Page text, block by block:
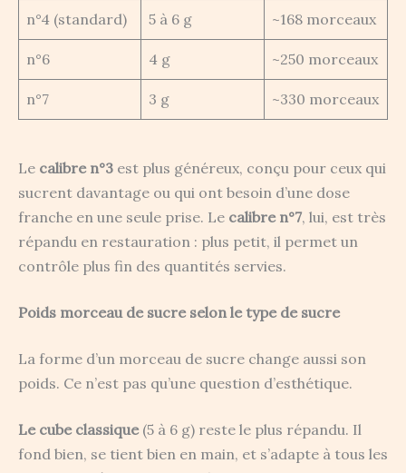
n°4 (standard) 5 à 6 g ~168 morceaux
n°6 4 g ~250 morceaux
n°7 3 g ~330 morceaux
Le calibre n°3 est plus généreux, conçu pour ceux qui
sucrent davantage ou qui ont besoin d’une dose
franche en une seule prise. Le calibre n°7, lui, est très
répandu en restauration : plus petit, il permet un
contrôle plus fin des quantités servies.
Poids morceau de sucre selon le type de sucre
La forme d’un morceau de sucre change aussi son
poids. Ce n’est pas qu’une question d’esthétique.
Le cube classique(5 à 6 g) reste le plus répandu. Il
fond bien, se tient bien en main, et s’adapte à tous les